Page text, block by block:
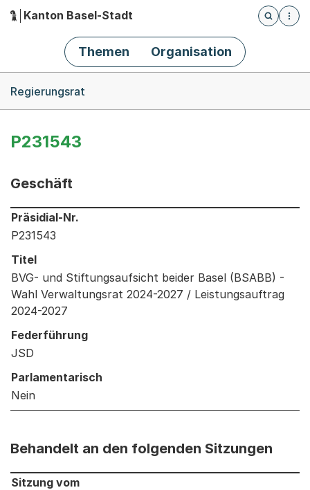
Hauptnavigation
Kanton Basel-Stadt
Öffnet
Themen Organisation
Regierungsrat
P231543
Geschäft
Informationen zum Ausgewählten Geschäft
Präsidial-Nr.
P231543
Titel
BVG- und Stiftungsaufsicht beider Basel (BSABB) -
Wahl Verwaltungsrat 2024-2027 / Leistungsauftrag
2024-2027
Federführung
JSD
Parlamentarisch
Nein
Behandelt an den folgenden Sitzungen
Behandelt an den folgenden Sitzungen: Informationen
Sitzung vom